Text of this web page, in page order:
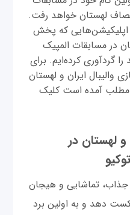
به‌مصاف لهستان خواهد رفت.
اپلیکیشن‌هایی که پخش
در مسابقات المپیک‌
را گردآوری کرده‌ایم. برای
والیبال ایران و لهستان
مطلب آمده است کلیک
و لهستان در
جذاب، تماشایی و هیجان
دهد و به اولین برد